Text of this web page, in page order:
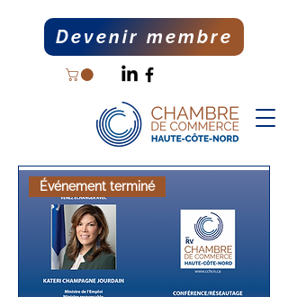
Devenir membre
Événement terminé